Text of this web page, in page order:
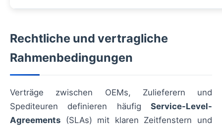
Rechtliche und vertragliche
Rahmenbedingungen
Verträge zwischen OEMs, Zulieferern und
Spediteuren definieren häufig Service-Level-
Agreements (SLAs) mit klaren Zeitfenstern und